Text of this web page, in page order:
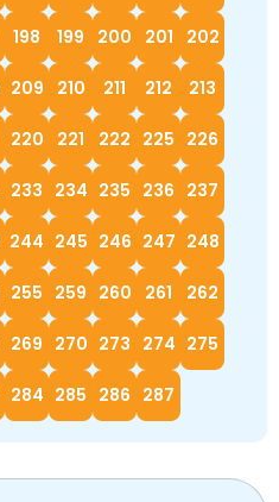
198 199 200 201 202
209 210 211 212 213
220 221 222 225 226
233 234 235 236 237
244 245 246 247 248
255 259 260 261 262
269 270 273 274 275
284 285 286 287